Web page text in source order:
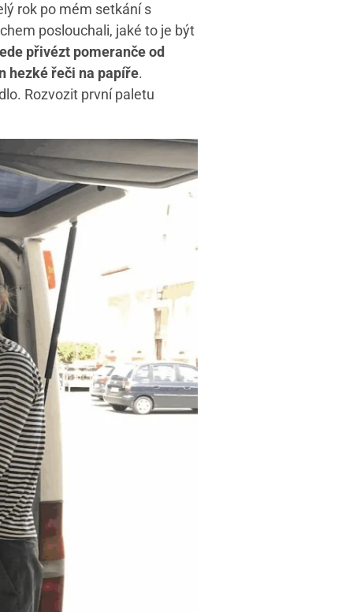
rok po mém setkání s
poslouchali, jaké to je být
přivézt pomeranče od
hezké řeči na papíře.
Rozvozit první paletu